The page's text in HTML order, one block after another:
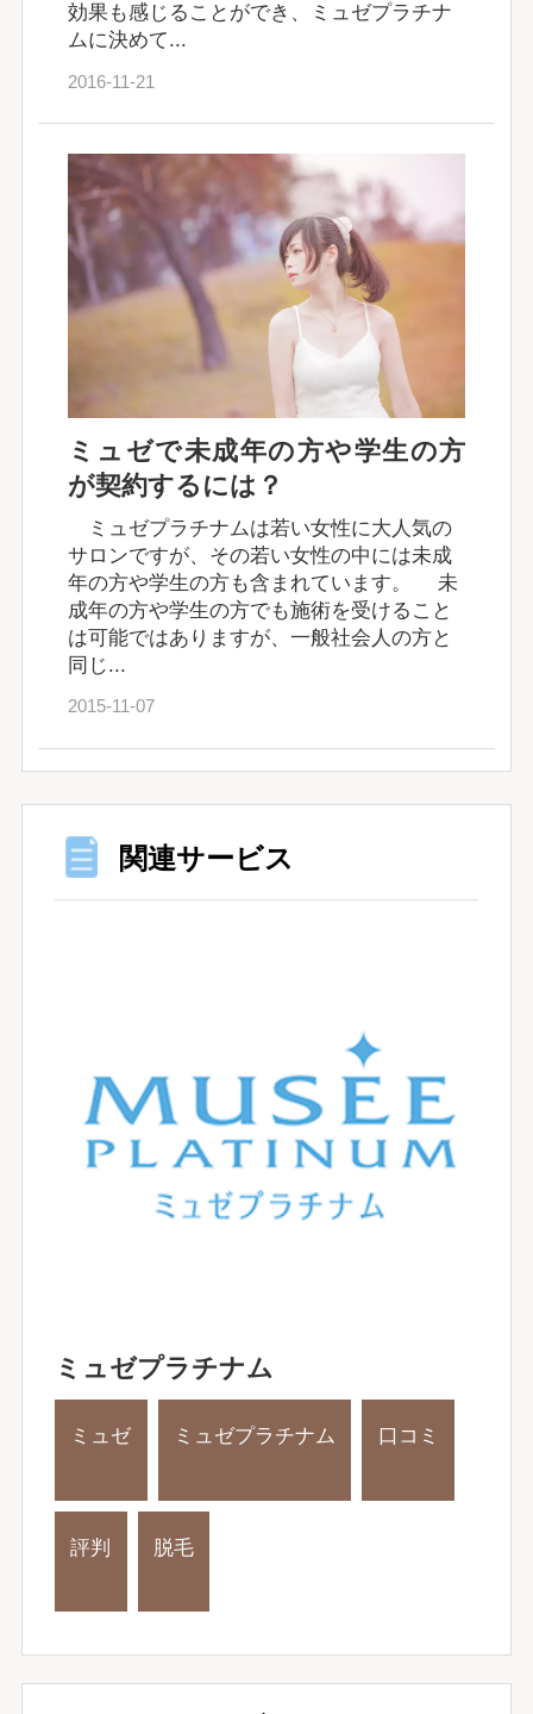
効果も感じることができ、ミュゼプラチナ
ムに決めて...
2016-11-21
ミュゼで未成年の方や学生の方
が契約するには？
ミュゼプラチナムは若い女性に大人気の
サロンですが、その若い女性の中には未成
年の方や学生の方も含まれています。 未
成年の方や学生の方でも施術を受けること
は可能ではありますが、一般社会人の方と
同じ...
2015-11-07
関連サービス
ミュゼプラチナム
ミュゼ ミュゼプラチナム 口コミ
評判 脱毛